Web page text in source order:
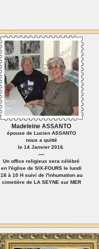
Madeleine ASSANTO
épouse de Lucien ASSANTO
nous a quitté
le 14 Janvier 2016.
----
Un office religieux sera célébré
en l'église de SIX-FOURS le lundi
18 à 10 H suivi de l'inhumation au
cimetière de LA SEYNE sur MER